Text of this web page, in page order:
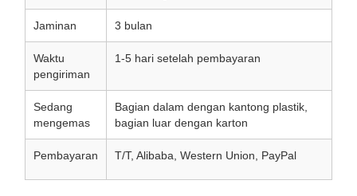
Jaminan 3 bulan
Waktu
pengiriman
1-5 hari setelah pembayaran
Sedang
mengemas
Bagian dalam dengan kantong plastik,
bagian luar dengan karton
Pembayaran T/T, Alibaba, Western Union, PayPal